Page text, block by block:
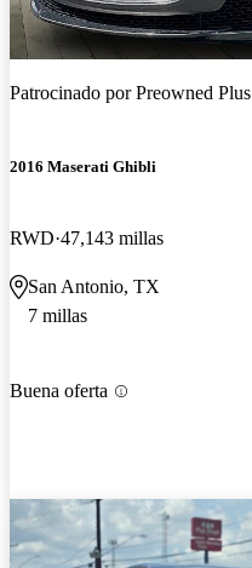
Patrocinado porPreowned Plus
2016 Maserati Ghibli
RWD 47,143 millas
San Antonio, TX
7 millas
Buena oferta